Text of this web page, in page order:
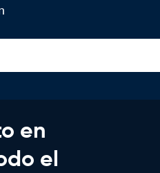
en
el